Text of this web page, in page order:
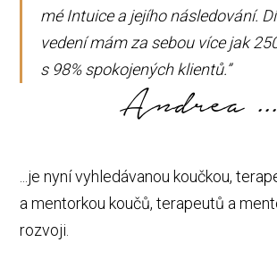
mé Intuice a jejího následování.
vedení mám za sebou více jak
s 98% spokojených klientů.”
Andrea ...
...je nyní vyhledávanou koučkou,
a mentorkou koučů, terapeutů a
rozvoji.